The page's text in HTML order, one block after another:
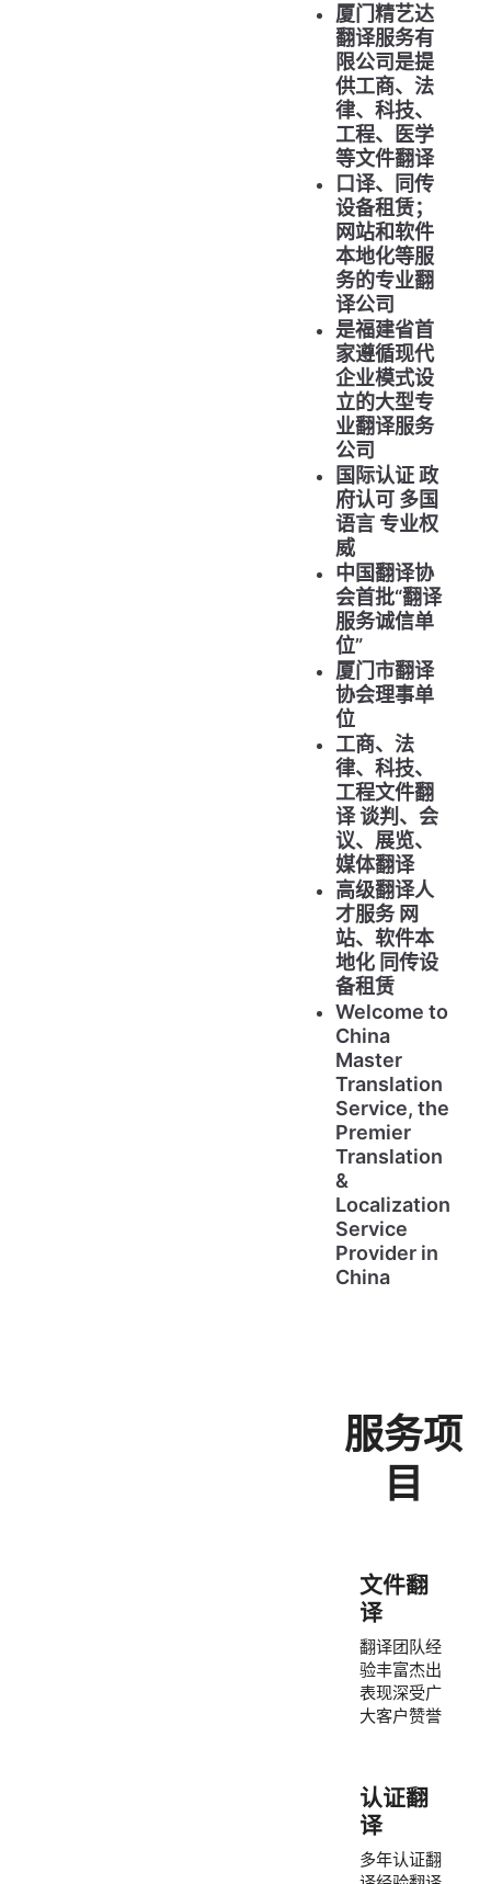
厦门精艺达
翻译服务有
限公司是提
供工商、法
律、科技、
工程、医学
等文件翻译
口译、同传
设备租赁；
网站和软件
本地化等服
务的专业翻
译公司
是福建省首
家遵循现代
企业模式设
立的大型专
业翻译服务
公司
国际认证 政
府认可 多国
语言 专业权
威
中国翻译协
会首批“翻译
服务诚信单
位”
厦门市翻译
协会理事单
位
工商、法
律、科技、
工程文件翻
译 谈判、会
议、展览、
媒体翻译
高级翻译人
才服务 网
站、软件本
地化 同传设
备租赁
Welcome to
China
Master
Translation
Service, the
Premier
Translation
&
Localization
Service
Provider in
China
服务项
目
文件翻
译
翻译团队经
验丰富杰出
表现深受广
大客户赞誉
认证翻
译
多年认证翻